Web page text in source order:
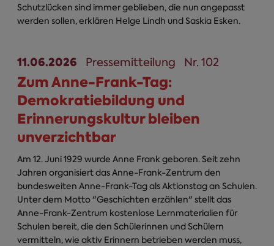
Schutzlücken sind immer geblieben, die nun angepasst
werden sollen, erklären Helge Lindh und Saskia Esken.
11.06.2026 Pressemitteilung Nr. 102
Zum Anne-Frank-Tag:
Demokratiebildung und
Erinnerungskultur bleiben
unverzichtbar
Am 12. Juni 1929 wurde Anne Frank geboren. Seit zehn
Jahren organisiert das Anne-Frank-Zentrum den
bundesweiten Anne-Frank-Tag als Aktionstag an Schulen.
Unter dem Motto "Geschichten erzählen" stellt das
Anne-Frank-Zentrum kostenlose Lernmaterialien für
Schulen bereit, die den Schülerinnen und Schülern
vermitteln, wie aktiv Erinnern betrieben werden muss,